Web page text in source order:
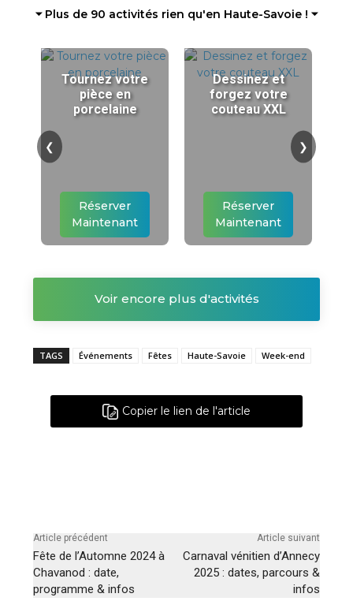
⏷ Plus de 90 activités rien qu'en Haute-Savoie ! ⏷
Tournez votre
pièce en
porcelaine
Réserver
Maintenant
Dessinez et
forgez votre
couteau XXL
Réserver
Maintenant
❮ ❯
Voir encore plus d'activités
TAGS Événements Fêtes Haute-Savoie Week-end
Copier le lien de l'article
Article précédent
Fête de l’Automne 2024 à
Chavanod : date,
programme & infos
Article suivant
Carnaval vénitien d’Annecy
2025 : dates, parcours &
infos